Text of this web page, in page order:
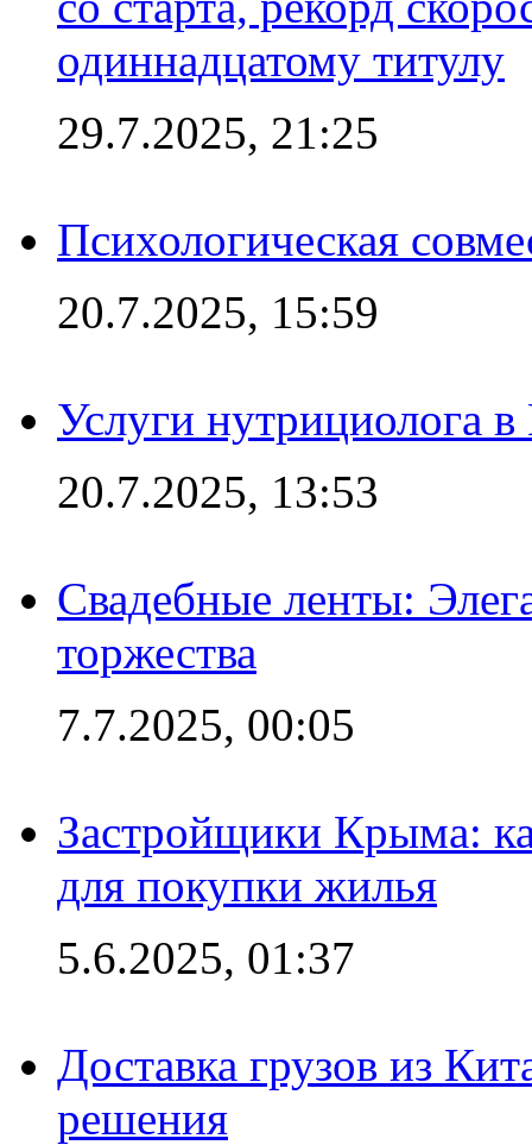
одиннадцатому титулу
29.7.2025, 21:25
Психологическая
20.7.2025, 15:59
Услуги нутрициолога
20.7.2025, 13:53
Свадебные ленты:
торжества
7.7.2025, 00:05
Застройщики Крыма:
для покупки жилья
5.6.2025, 01:37
Доставка грузов из
решения